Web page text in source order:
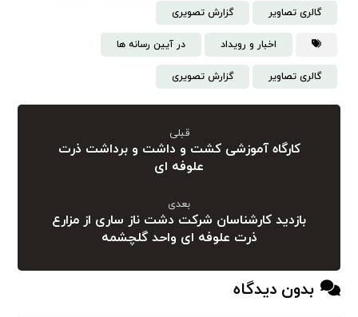
گالری تصاویر گزارش تصویری
اخبار و رویداد در آیین رسانه ها
گالری تصاویر گزارش تصویری
قبلی
کارگاه آموزشی کشت و داشت و برداشت ذرت
علوفه ای
بعدی
بازدید کارشناسان شرکت دشت ناز ساری از مزارع
ذرت علوفه ای واحد گلچشمه
بدون دیدگاه